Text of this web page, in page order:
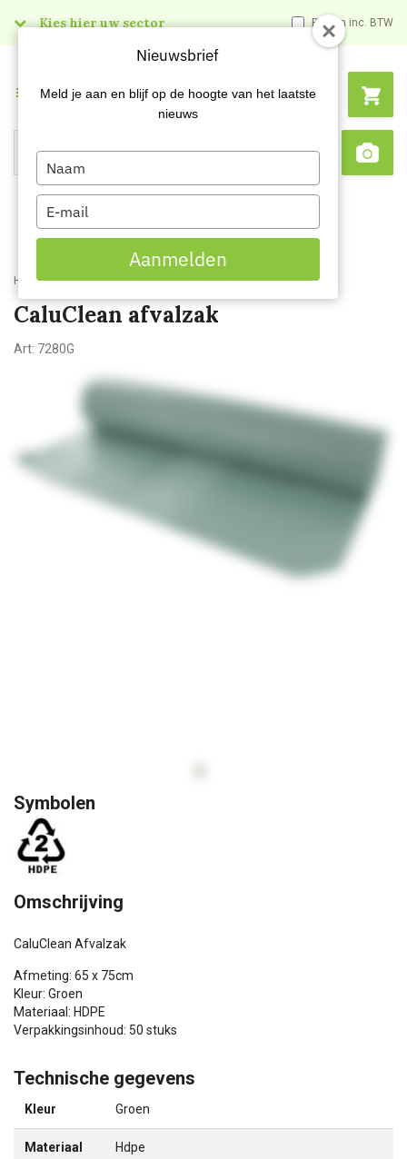
Kies hier uw sector Prijzen inc. BTW
Search
Menu
Home CaluClean afvalzak
CaluClean afvalzak
Art: 7280G
Symbolen
Omschrijving
CaluClean Afvalzak
Afmeting: 65 x 75cm
Kleur: Groen
Materiaal: HDPE
Verpakkingsinhoud: 50 stuks
Technische gegevens
Kleur Groen
Materiaal Hdpe
Nieuwsbrief
Meld je aan en blijf op de hoogte van het laatste
nieuws
Type
your
name
Type
your
email
Aanmelden